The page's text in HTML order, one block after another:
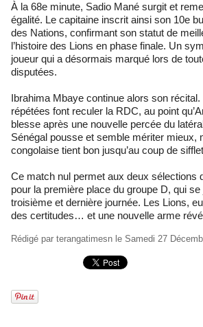
À la 68e minute, Sadio Mané surgit et
égalité. Le capitaine inscrit ainsi son 10e
des Nations, confirmant son statut de
l’histoire des Lions en phase finale. Un
joueur qui a désormais marqué lors de
disputées.
Ibrahima Mbaye continue alors son
répétées font reculer la RDC, au point
blesse après une nouvelle percée du
Sénégal pousse et semble mériter mieux,
congolaise tient bon jusqu’au coup de
Ce match nul permet aux deux sélections
pour la première place du groupe D, qui
troisième et dernière journée. Les Lions,
des certitudes… et une nouvelle arme
Rédigé par terangatimesn le Samedi 27